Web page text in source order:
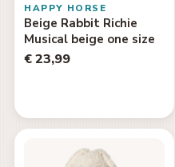
HAPPY HORSE
Beige Rabbit Richie
Musical beige one size
€ 23,99